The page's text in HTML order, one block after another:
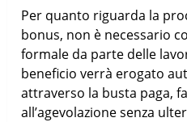
Per quanto riguarda la
bonus, non è necessario
formale da parte delle
beneficio verrà erogato
attraverso la busta paga,
all’agevolazione senza